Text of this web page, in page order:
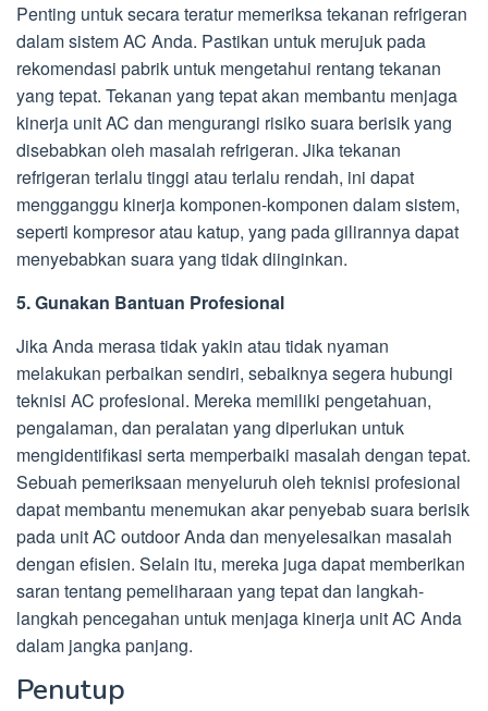
Penting untuk secara teratur memeriksa tekanan refrigeran
dalam sistem AC Anda. Pastikan untuk merujuk pada
rekomendasi pabrik untuk mengetahui rentang tekanan
yang tepat. Tekanan yang tepat akan membantu menjaga
kinerja unit AC dan mengurangi risiko suara berisik yang
disebabkan oleh masalah refrigeran. Jika tekanan
refrigeran terlalu tinggi atau terlalu rendah, ini dapat
mengganggu kinerja komponen-komponen dalam sistem,
seperti kompresor atau katup, yang pada gilirannya dapat
menyebabkan suara yang tidak diinginkan.
5. Gunakan Bantuan Profesional
Jika Anda merasa tidak yakin atau tidak nyaman
melakukan perbaikan sendiri, sebaiknya segera hubungi
teknisi AC profesional. Mereka memiliki pengetahuan,
pengalaman, dan peralatan yang diperlukan untuk
mengidentifikasi serta memperbaiki masalah dengan tepat.
Sebuah pemeriksaan menyeluruh oleh teknisi profesional
dapat membantu menemukan akar penyebab suara berisik
pada unit AC outdoor Anda dan menyelesaikan masalah
dengan efisien. Selain itu, mereka juga dapat memberikan
saran tentang pemeliharaan yang tepat dan langkah-
langkah pencegahan untuk menjaga kinerja unit AC Anda
dalam jangka panjang.
Penutup